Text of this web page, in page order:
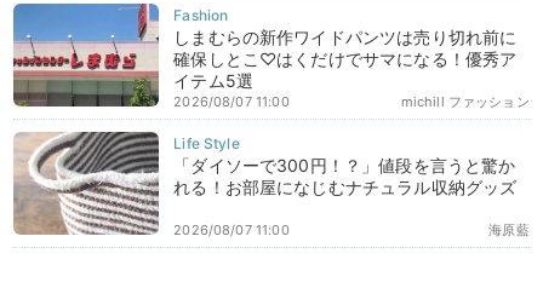
しまむらの新作ワイドパンツは売り切れ前に
確保しとこ♡はくだけでサマになる！優秀ア
イテム5選
michill ファッション
2026/08/07 11:00
「ダイソーで300円！？」値段を言うと驚か
れる！お部屋になじむナチュラル収納グッズ
海原藍
2026/08/07 11:00